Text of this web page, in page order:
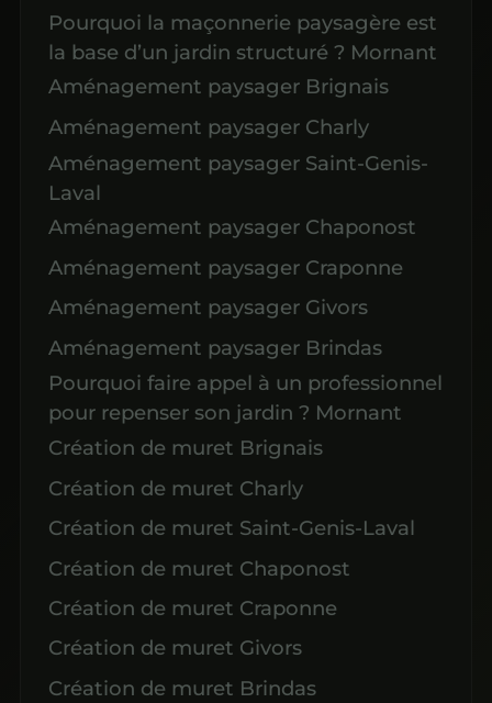
Pourquoi la maçonnerie paysagère est
la base d’un jardin structuré ? Mornant
Aménagement paysager Brignais
Aménagement paysager Charly
Aménagement paysager Saint-Genis-
Laval
Aménagement paysager Chaponost
Aménagement paysager Craponne
Aménagement paysager Givors
Aménagement paysager Brindas
Pourquoi faire appel à un professionnel
pour repenser son jardin ? Mornant
Création de muret Brignais
Création de muret Charly
Création de muret Saint-Genis-Laval
Création de muret Chaponost
Création de muret Craponne
Création de muret Givors
Création de muret Brindas